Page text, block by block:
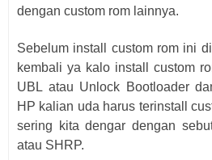
dengan custom rom lainnya.
Sebelum install custom rom ini
kembali ya kalo install custom
UBL atau Unlock Bootloader
HP kalian uda harus terinstall
sering kita dengar dengan
atau SHRP.